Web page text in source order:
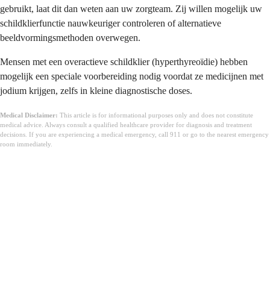
gebruikt, laat dit dan weten aan uw zorgteam. Zij willen mogelijk uw
schildklierfunctie nauwkeuriger controleren of alternatieve
beeldvormingsmethoden overwegen.
Mensen met een overactieve schildklier (hyperthyreoïdie) hebben
mogelijk een speciale voorbereiding nodig voordat ze medicijnen met
jodium krijgen, zelfs in kleine diagnostische doses.
Medical Disclaimer: This article is for informational purposes only and does not constitute
medical advice. Always consult a qualified healthcare provider for diagnosis and treatment
decisions. If you are experiencing a medical emergency, call 911 or go to the nearest emergency
room immediately.